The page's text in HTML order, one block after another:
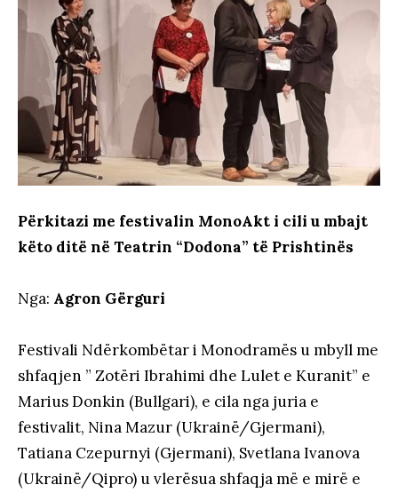
Përkitazi me festivalin MonoAkt i cili u mbajt
këto ditë në Teatrin “Dodona” të Prishtinës
Nga: Agron Gërguri
Festivali Ndërkombëtar i Monodramës u mbyll me
shfaqjen ” Zotëri Ibrahimi dhe Lulet e Kuranit” e
Marius Donkin (Bullgari), e cila nga juria e
festivalit, Nina Mazur (Ukrainë/Gjermani),
Tatiana Czepurnyi (Gjermani), Svetlana Ivanova
(Ukrainë/Qipro) u vlerësua shfaqja më e mirë e